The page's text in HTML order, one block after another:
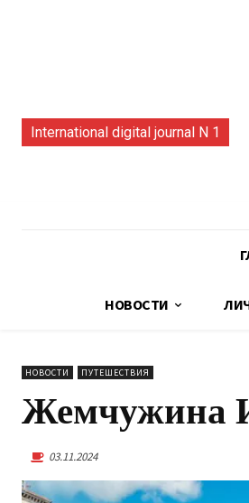
International digital journal N 1
НОВОСТИ
НОВОСТИ ПУТЕШЕСТВИЯ
Жемчужина
03.11.2024